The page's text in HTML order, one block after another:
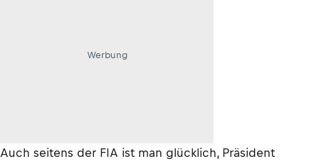
Werbung
Auch seitens der FIA ist man glücklich, Präsident